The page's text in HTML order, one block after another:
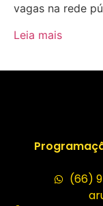
vagas na rede
Leia mais
(66) 9